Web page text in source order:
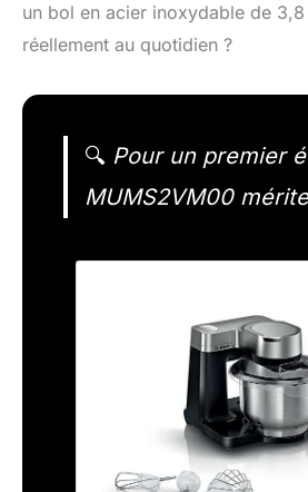
un bol en acier inoxydable de
réellement au quotidien ?
🔍 Pour un premier
MUMS2VM00